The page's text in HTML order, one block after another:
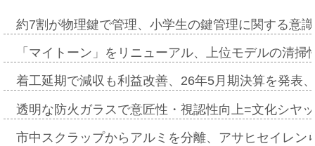
約7割が物理鍵で管理、小学生の鍵管理に関する意
「マイトーン」をリニューアル、上位モデルの清
着工延期で減収も利益改善、26年5月期決算を発表
透明な防火ガラスで意匠性・視認性向上=文化シヤ
市中スクラップからアルミを分離、アサヒセイレ